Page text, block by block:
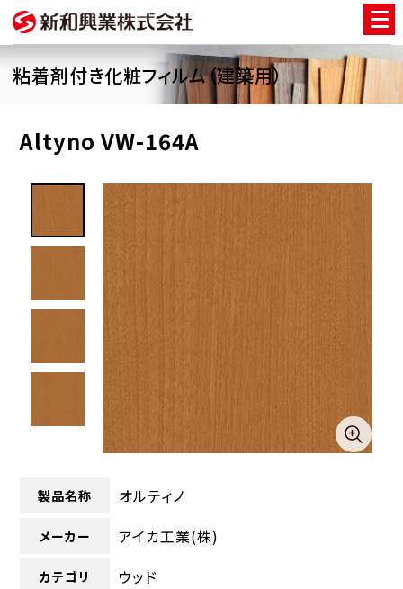
粘着剤付き化粧フィルム（建築用）
Altyno VW-164A
製品名称 オルティノ
メーカー アイカ工業(株)
カテゴリ ウッド